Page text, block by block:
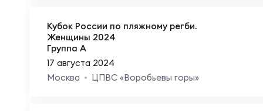
Кубок России по пляжному регби.
Женщины 2024
Группа A
17 августа 2024
Москва
ЦПВС «Воробьевы горы»